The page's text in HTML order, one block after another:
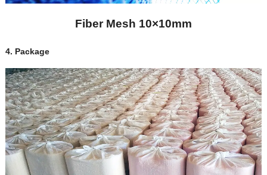
Fiber Mesh 10×10mm
4. Package